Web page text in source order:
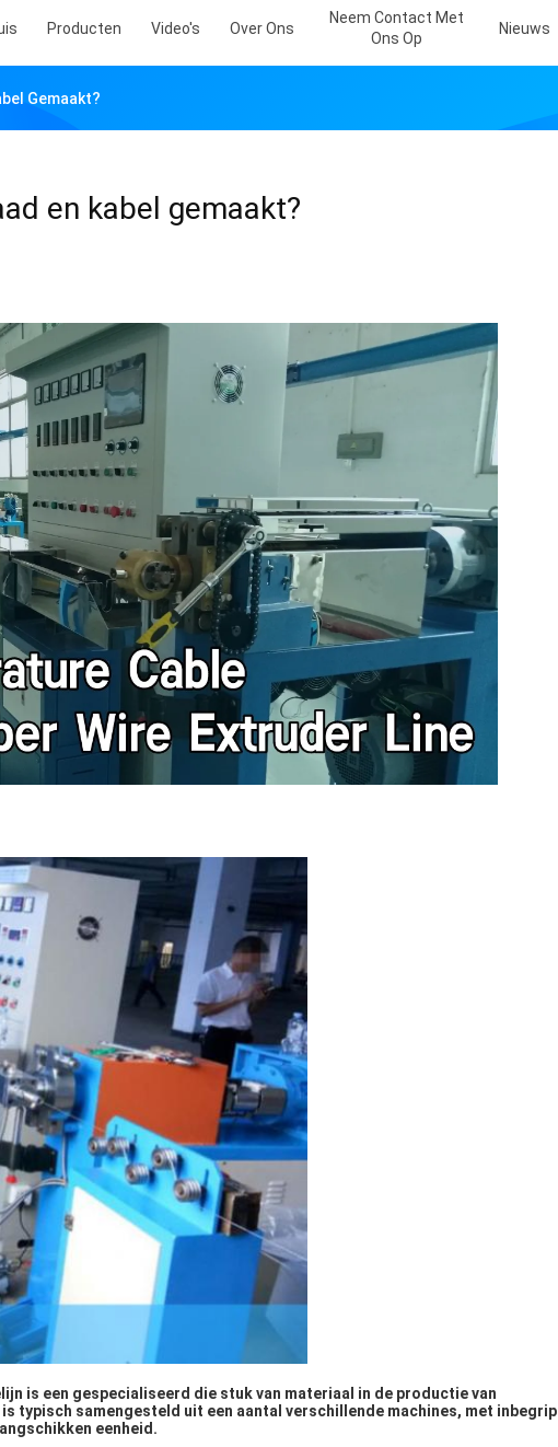
Producten Video's Over Ons
Neem Contact Met
Ons Op
Nieuws
Gemaakt?
en kabel gemaakt?
is een gespecialiseerd die stuk van materiaal in de productie van
typisch samengesteld uit een aantal verschillende machines, met inbegrip
eenheid.